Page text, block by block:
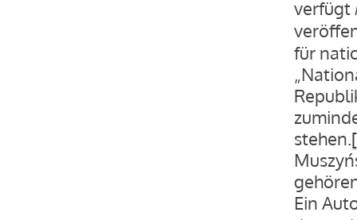
verfügt
für
stehen.
Ein